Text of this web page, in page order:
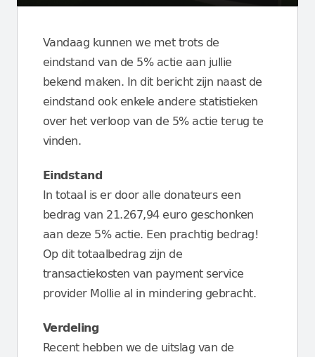
Vandaag kunnen we met trots de
eindstand van de 5% actie aan jullie
bekend maken. In dit bericht zijn naast de
eindstand ook enkele andere statistieken
over het verloop van de 5% actie terug te
vinden.
Eindstand
In totaal is er door alle donateurs een
bedrag van 21.267,94 euro geschonken
aan deze 5% actie. Een prachtig bedrag!
Op dit totaalbedrag zijn de
transactiekosten van payment service
provider Mollie al in mindering gebracht.
Verdeling
Recent hebben we de uitslag van de